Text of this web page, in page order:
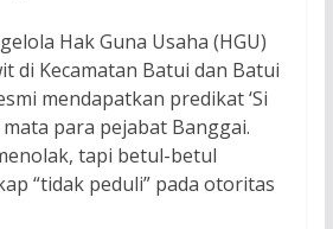
Hak Guna Usaha (HGU)
di Kecamatan Batui dan Batui
mendapatkan predikat ‘Si
mata para pejabat Banggai.
tapi betul-betul
“tidak peduli” pada otoritas